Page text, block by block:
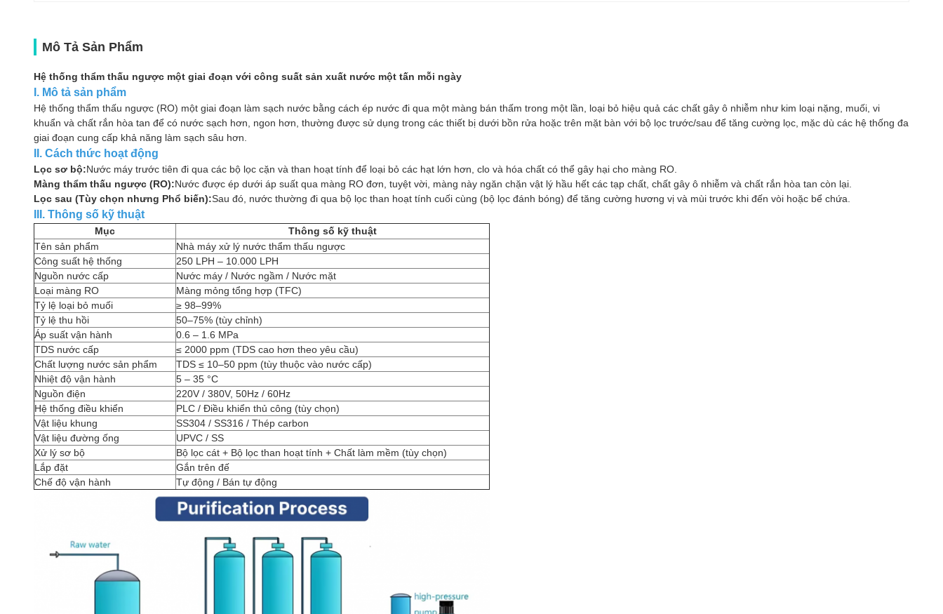
Mô Tả Sản Phẩm
Hệ thống thẩm thấu ngược một giai đoạn với công suất sản xuất nước một tấn mỗi ngày
I. Mô tả sản phẩm
Hệ thống thẩm thấu ngược (RO) một giai đoạn làm sạch nước bằng cách ép nước đi qua một màng bán thấm trong một lần, loại bỏ hiệu quả các chất gây ô nhiễm như kim loại nặng, muối, vi
khuẩn và chất rắn hòa tan để có nước sạch hơn, ngon hơn, thường được sử dụng trong các thiết bị dưới bồn rửa hoặc trên mặt bàn với bộ lọc trước/sau để tăng cường lọc, mặc dù các hệ thống đa
giai đoạn cung cấp khả năng làm sạch sâu hơn.
II. Cách thức hoạt động
Lọc sơ bộ:Nước máy trước tiên đi qua các bộ lọc cặn và than hoạt tính để loại bỏ các hạt lớn hơn, clo và hóa chất có thể gây hại cho màng RO.
Màng thẩm thấu ngược (RO):Nước được ép dưới áp suất qua màng RO đơn, tuyệt vời, màng này ngăn chặn vật lý hầu hết các tạp chất, chất gây ô nhiễm và chất rắn hòa tan còn lại.
Lọc sau (Tùy chọn nhưng Phổ biến):Sau đó, nước thường đi qua bộ lọc than hoạt tính cuối cùng (bộ lọc đánh bóng) để tăng cường hương vị và mùi trước khi đến vòi hoặc bể chứa.
III. Thông số kỹ thuật
Mục
Thông số kỹ thuật
Tên sản phẩm
Nhà máy xử lý nước thẩm thấu ngược
Công suất hệ thống
250 LPH – 10.000 LPH
Nguồn nước cấp
Nước máy / Nước ngầm / Nước mặt
Loại màng RO
Màng mỏng tổng hợp (TFC)
Tỷ lệ loại bỏ muối
≥ 98–99%
Tỷ lệ thu hồi
50–75% (tùy chỉnh)
Áp suất vận hành
0.6 – 1.6 MPa
TDS nước cấp
≤ 2000 ppm (TDS cao hơn theo yêu cầu)
Chất lượng nước sản phẩm
TDS ≤ 10–50 ppm (tùy thuộc vào nước cấp)
Nhiệt độ vận hành
5 – 35 °C
Nguồn điện
220V / 380V, 50Hz / 60Hz
Hệ thống điều khiển
PLC / Điều khiển thủ công (tùy chọn)
Vật liệu khung
SS304 / SS316 / Thép carbon
Vật liệu đường ống
UPVC / SS
Xử lý sơ bộ
Bộ lọc cát + Bộ lọc than hoạt tính + Chất làm mềm (tùy chọn)
Lắp đặt
Gắn trên đế
Chế độ vận hành
Tự động / Bán tự động